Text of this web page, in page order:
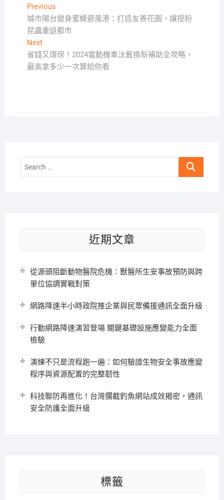
文
章
導
覽
PreviousPrevious
post:
城市陽台變身蜜蜂避風港：打造友善花園，讓授粉
昆蟲重返都市
NextNext
post:
省錢又環保！2024電動機車汰舊換新補助全攻略，
最高拿多少一次算給你看
Search
近期文章
從源頭阻斷動物醫院危機：獸醫所生安事故預防與跨
單位協調實戰對策
網路降速半小時政院推企業與民眾備援通訊全面升級
行動網路降速演習登場 關鍵基礎設施應變能力全面
檢驗
演練不只是流程跑一遍：如何驗證生物安全事故應變
程序與資源配置的完整韌性
科技聯防再進化！台灣攔截釣魚網站成效揭密，通訊
安全防護全面升級
標籤